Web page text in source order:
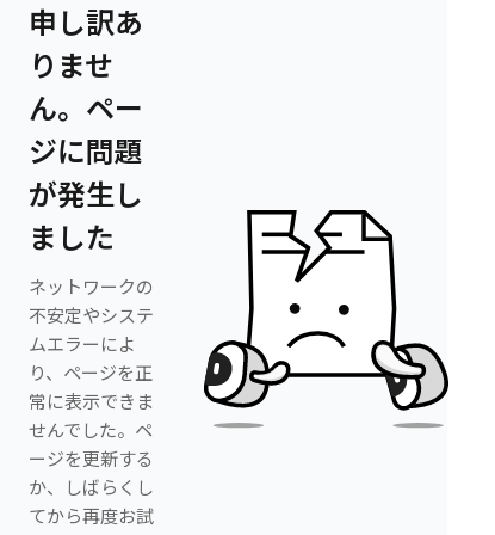
申し訳あ
りませ
ん。ペー
ジに問題
が発生し
ました
ネットワークの
不安定やシステ
ムエラーによ
り、ページを正
常に表示できま
せんでした。ペ
ージを更新する
か、しばらくし
てから再度お試